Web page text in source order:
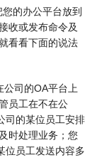
的办公平台放到
收或发布命令及
看看下面的说法
司的OA平台上
员工在不在公
司的某位员工安排
时处理业务；您
位员工发送内容多